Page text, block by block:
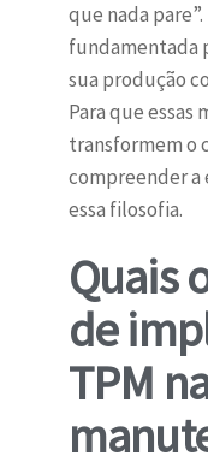
que nada
fundamentada
sua produção
Para que essas
transformem o
compreender
essa filosofia.
Quais
de
TPM